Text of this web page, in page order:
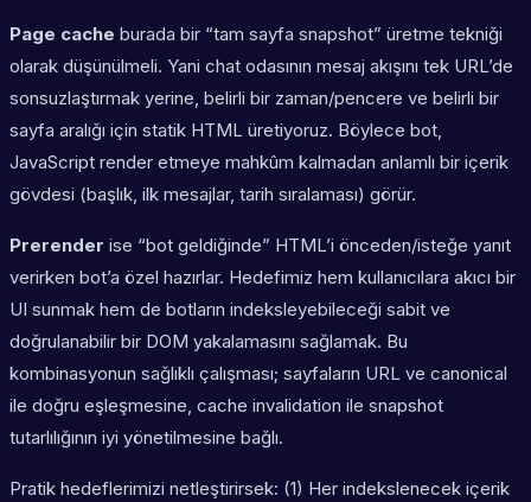
Page cache burada bir “tam sayfa snapshot” üretme tekniği
olarak düşünülmeli. Yani chat odasının mesaj akışını tek URL’de
sonsuzlaştırmak yerine, belirli bir zaman/pencere ve belirli bir
sayfa aralığı için statik HTML üretiyoruz. Böylece bot,
JavaScript render etmeye mahkûm kalmadan anlamlı bir içerik
gövdesi (başlık, ilk mesajlar, tarih sıralaması) görür.
Prerender ise “bot geldiğinde” HTML’i önceden/isteğe yanıt
verirken bot’a özel hazırlar. Hedefimiz hem kullanıcılara akıcı bir
UI sunmak hem de botların indeksleyebileceği sabit ve
doğrulanabilir bir DOM yakalamasını sağlamak. Bu
kombinasyonun sağlıklı çalışması; sayfaların URL ve canonical
ile doğru eşleşmesine, cache invalidation ile snapshot
tutarlılığının iyi yönetilmesine bağlı.
Pratik hedeflerimizi netleştirirsek: (1) Her indekslenecek içerik